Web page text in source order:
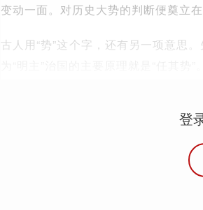
变动一面。对历史大势的判断便奠立在
古人用“势”这个字，还有另一项意思
登